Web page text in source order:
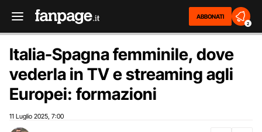
ABBONATI
2
Italia-Spagna femminile, dove
vederla in TV e streaming agli
Europei: formazioni
11 Luglio 2025 7:00